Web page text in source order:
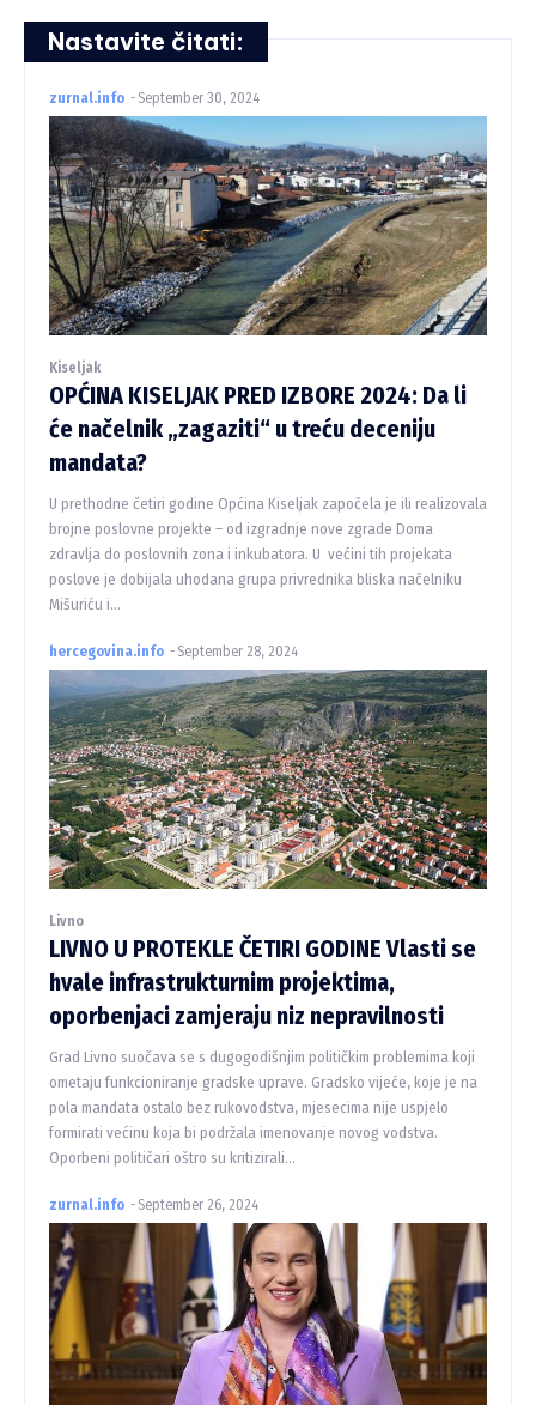
Nastavite čitati:
zurnal.info - September 30, 2024
Kiseljak
OPĆINA KISELJAK PRED IZBORE 2024: Da li
će načelnik „zagaziti“ u treću deceniju
mandata?
U prethodne četiri godine Općina Kiseljak započela je ili realizovala
brojne poslovne projekte – od izgradnje nove zgrade Doma
zdravlja do poslovnih zona i inkubatora. U većini tih projekata
poslove je dobijala uhodana grupa privrednika bliska načelniku
Mišuriću i...
hercegovina.info - September 28, 2024
Livno
LIVNO U PROTEKLE ČETIRI GODINE Vlasti se
hvale infrastrukturnim projektima,
oporbenjaci zamjeraju niz nepravilnosti
Grad Livno suočava se s dugogodišnjim političkim problemima koji
ometaju funkcioniranje gradske uprave. Gradsko vijeće, koje je na
pola mandata ostalo bez rukovodstva, mjesecima nije uspjelo
formirati većinu koja bi podržala imenovanje novog vodstva.
Oporbeni političari oštro su kritizirali...
zurnal.info - September 26, 2024